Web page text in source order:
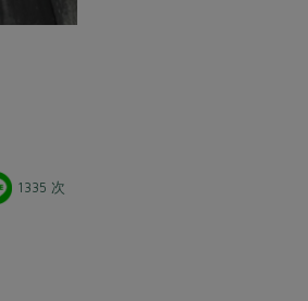
1335 次